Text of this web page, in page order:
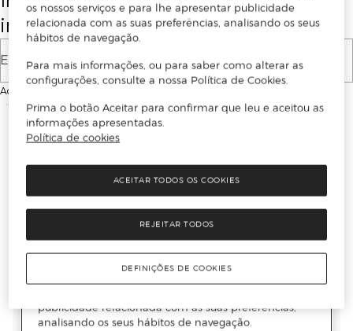
iniciar sessão.
E-mail
Ao continuar, aceitas as
os nossos serviços e para lhe apresentar publicidade
relacionada com as suas preferências, analisando os seus
hábitos de navegação.
Para mais informações, ou para saber como alterar as
configurações, consulte a nossa Política de Cookies.
Prima o botão Aceitar para confirmar que leu e aceitou as
informações apresentadas.
Política de cookies
REJEITAR TODOS
ACEITAR TODOS OS COOKIES
DEFINIÇÕES DE COOKIES